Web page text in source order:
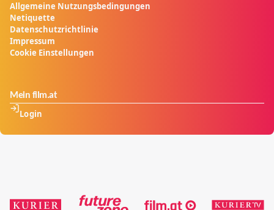
Allgemeine Nutzungsbedingungen
Netiquette
Datenschutzrichtlinie
Impressum
Cookie Einstellungen
Mein film.at
Login